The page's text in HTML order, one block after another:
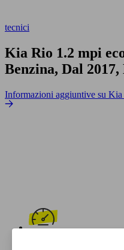
tecnici
Kia Rio 1.2 mpi
Benzina, Dal
Informazioni aggiuntive su